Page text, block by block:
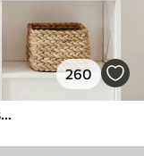
260
Imitation de peinture abstraite avec des cercles orange et gris, des feuilles et des branches, style moderne, effet aquarelle